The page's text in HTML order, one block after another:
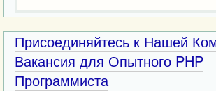
Присоединяйтесь к Нашей
Вакансия для Опытного PHP
Программиста